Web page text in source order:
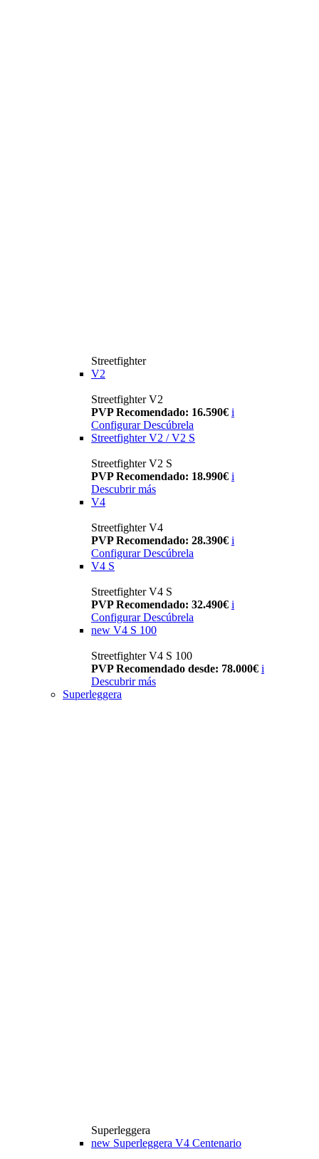
Streetfighter
V2
Streetfighter V2
PVP Recomendado: 16.590€ i
Configurar Descúbrela
Streetfighter V2 / V2 S
Streetfighter V2 S
PVP Recomendado: 18.990€ i
Descubrir más
V4
Streetfighter V4
PVP Recomendado: 28.390€ i
Configurar Descúbrela
V4 S
Streetfighter V4 S
PVP Recomendado: 32.490€ i
Configurar Descúbrela
new V4 S 100
Streetfighter V4 S 100
PVP Recomendado desde: 78.000€ i
Descubrir más
Superleggera
Superleggera
new Superleggera V4 Centenario